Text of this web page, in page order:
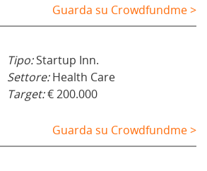
Guarda su Crowdfundme >
Tipo:Startup Inn.
Settore:Health Care
Target:€ 200.000
Guarda su Crowdfundme >